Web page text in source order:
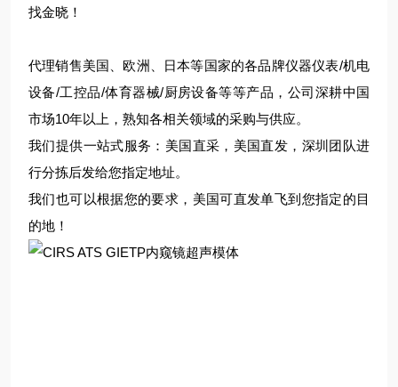
找金晓！
代理销售美国、欧洲、日本等国家的各品牌仪器仪表/机电
设备/工控品/体育器械/厨房设备等等产品，公司深耕中国
市场10年以上，熟知各相关领域的采购与供应。
我们提供一站式服务：美国直采，美国直发，深圳团队进
行分拣后发给您指定地址。
我们也可以根据您的要求，美国可直发单飞到您指定的目
的地！